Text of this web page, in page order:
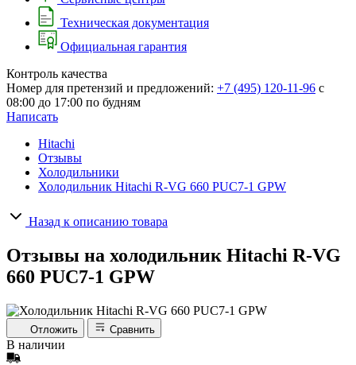
Техническая документация
Официальная гарантия
Контроль качества
Номер для претензий и предложений: +7 (495) 120-11-96 с
08:00 до 17:00 по будням
Написать
Hitachi
Отзывы
Холодильники
Холодильник Hitachi R-VG 660 PUC7-1 GPW
Назад к описанию товара
Отзывы на холодильник Hitachi R-VG
660 PUC7-1 GPW
Отложить Сравнить
В наличии